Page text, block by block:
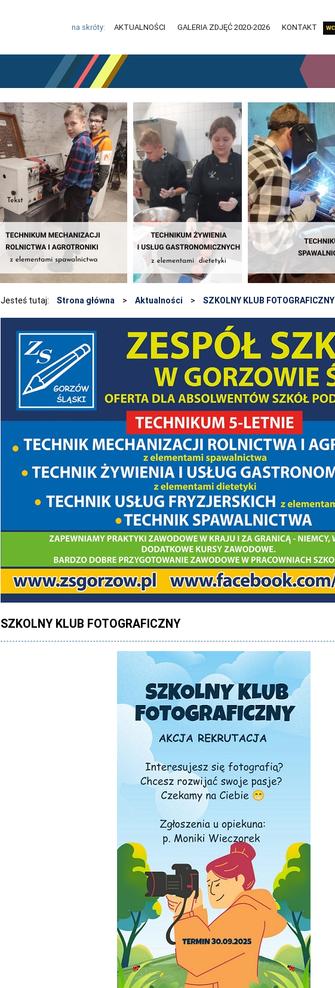
na skróty: AKTUALNOŚCI GALERIA ZDJĘĆ 2020-2026 KONTAKT
Jesteś tutaj: Strona główna > Aktualności > SZKOLNY KLUB FOTOGRAFICZNY
SZKOLNY KLUB FOTOGRAFICZNY